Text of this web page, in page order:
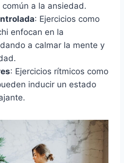
a la ansiedad.
: Ejercicios como
enfocan en la
a calmar la mente y
: Ejercicios rítmicos como
inducir un estado